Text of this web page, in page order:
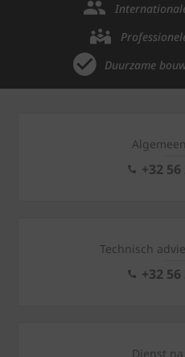
Duurzame
+32 56
Technisch
+32 56
Dienst